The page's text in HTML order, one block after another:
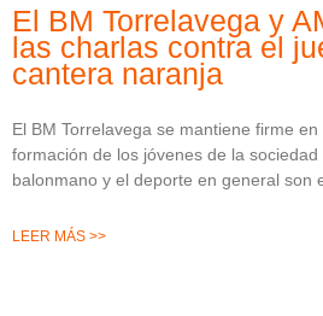
El BM Torrelavega y
las charlas contra el
cantera naranja
El BM Torrelavega se mantiene firme
formación de los jóvenes de la
balonmano y el deporte en general son
LEER MÁS >>